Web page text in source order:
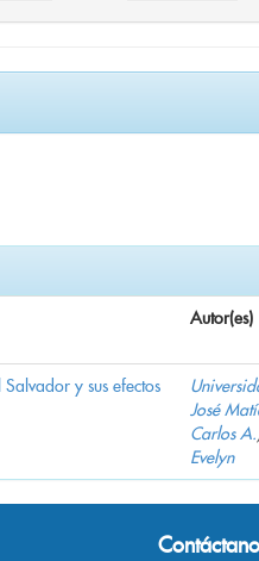
Autor(es)
y sus efectos
José
Carlos A.
Evelyn